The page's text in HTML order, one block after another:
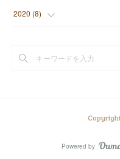
( )
( )
(
2020 (8)
(
Copyright
Powered by